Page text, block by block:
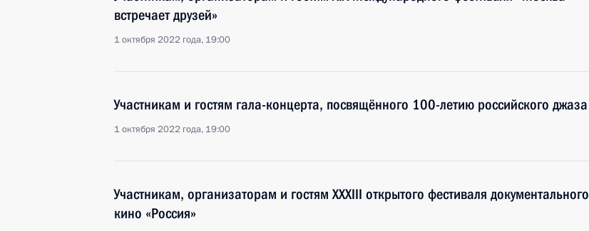
встречает друзей»
1 октября 2022 года, 19:00
Участникам и гостям гала-концерта, посвящённого 100-летию российского джаза
1 октября 2022 года, 19:00
Участникам, организаторам и гостям XXXIII открытого фестиваля документального
кино «Россия»